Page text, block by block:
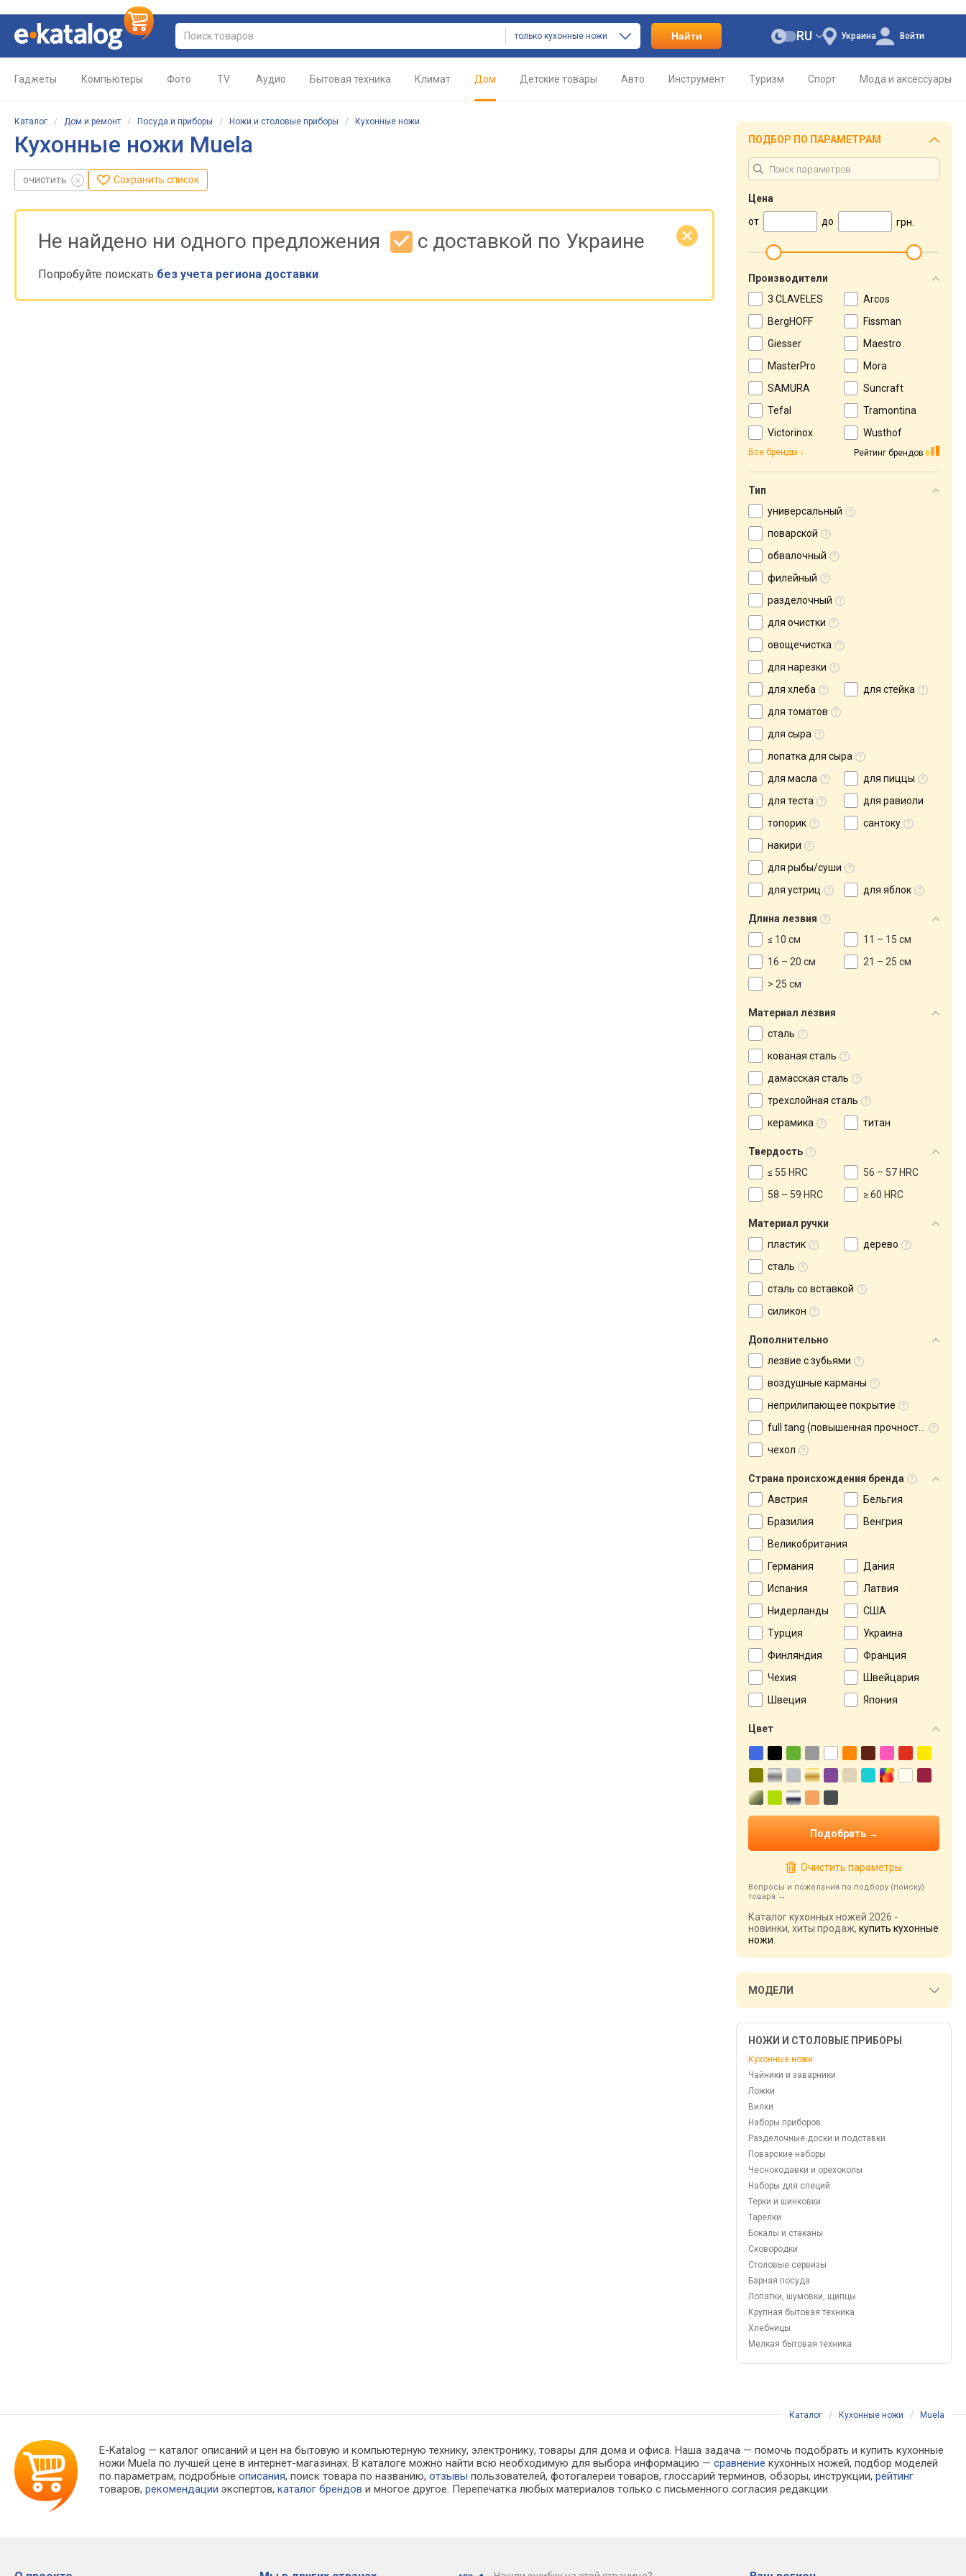
только кухонные ножи Найти Украина
RU Войти
Гаджеты Компьютеры Фото TV Аудио Бытовая техника Климат Дом Детские товары Авто Инструмент Туризм Спорт Мода и аксессуары
Каталог / Дом и ремонт / Посуда и приборы / Ножи и столовые приборы / Кухонные ножи
Кухонные ножи Muela
очистить Сохранить список
Не найдено ни одного предложения с доставкой по Украине
Попробуйте поискать без учета региона доставки
ПОДБОР ПО ПАРАМЕТРАМ
Цена
от
до грн.
Производители
3 CLAVELES
Arcos
BergHOFF
Fissman
Giesser
Maestro
MasterPro
Mora
SAMURA
Suncraft
Tefal
Tramontina
Victorinox
Wusthof
Рейтинг брендов
Все бренды
Тип
универсальный
поварской
обвалочный
филейный
разделочный
для очистки
овощечистка
для нарезки
для хлеба
для стейка
для томатов
для сыра
лопатка для сыра
для масла
для пиццы
для теста
для равиоли
топорик
сантоку
накири
для рыбы/суши
для устриц
для яблок
Длина лезвия
≤ 10 см
11 – 15 см
16 – 20 см
21 – 25 см
> 25 см
Материал лезвия
сталь
кованая сталь
дамасская сталь
трехслойная сталь
керамика
титан
Твердость
≤ 55 HRC
56 – 57 HRC
58 – 59 HRC
≥ 60 HRC
Материал ручки
пластик
дерево
сталь
сталь со вставкой
силикон
Дополнительно
лезвие с зубьями
воздушные карманы
неприлипающее покрытие
full tang (повышенная прочность)
чехол
Страна происхождения бренда
Австрия
Бельгия
Бразилия
Венгрия
Великобритания
Германия
Дания
Испания
Латвия
Нидерланды
США
Турция
Украина
Финляндия
Франция
Чехия
Швейцария
Швеция
Япония
Цвет
Очистить параметры
Вопросы и пожелания по подбору (поиску)
товара
Каталог кухонных ножей 2026 -
новинки, хиты продаж, купить кухонные
ножи
МОДЕЛИ
НОЖИ И СТОЛОВЫЕ ПРИБОРЫ
Кухонные ножи
Чайники и заварники
Ложки
Вилки
Наборы приборов
Разделочные доски и подставки
Поварские наборы
Чеснокодавки и орехоколы
Наборы для специй
Терки и шинковки
Тарелки
Бокалы и стаканы
Сковородки
Столовые сервизы
Барная посуда
Лопатки, шумовки, щипцы
Крупная бытовая техника
Хлебницы
Мелкая бытовая техника
Каталог / Кухонные ножи / Muela
E-Katalog — каталог описаний и цен на бытовую и компьютерную технику, электронику, товары для дома и офиса. Наша задача — помочь подобрать и купить кухонные
ножи Muela по лучшей цене в интернет-магазинах. В каталоге можно найти всю необходимую для выбора информацию —сравнение кухонных ножей, подбор моделей
по параметрам, подробныеописания, поиск товара по названию,отзывы пользователей, фотогалереи товаров, глоссарий терминов, обзоры, инструкции,рейтинг
товаров,рекомендации экспертов,каталог брендов и многое другое. Перепечатка любых материалов только с письменного согласия редакции.